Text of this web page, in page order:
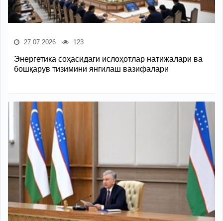
27.07.2026 123
Энергетика соҳасидаги ислоҳотлар натижалари ва
бошқарув тизимини янгилаш вазифалари